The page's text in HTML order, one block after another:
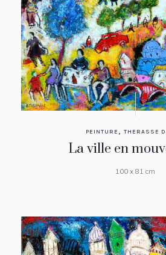
PEINTURE , THERASSE
La ville en
100 x 81 cm